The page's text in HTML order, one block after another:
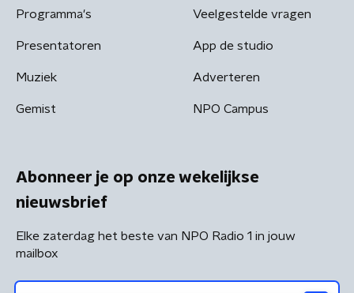
Programma's
Presentatoren
Muziek
Gemist
Veelgestelde vragen
App de studio
Adverteren
NPO Campus
Abonneer je op onze wekelijkse
nieuwsbrief
Elke zaterdag het beste van NPO Radio 1 in jouw
mailbox